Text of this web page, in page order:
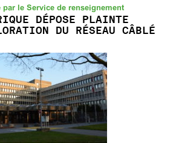
le Service de renseignement
DÉPOSE PLAINTE
DU RÉSEAU CÂBLÉ